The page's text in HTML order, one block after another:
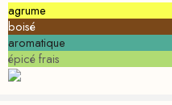
agrume
boisé
aromatique
épicé frais